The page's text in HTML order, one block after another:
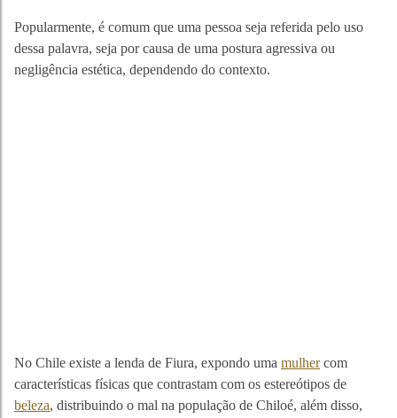
Popularmente, é comum que uma pessoa seja referida pelo uso
dessa palavra, seja por causa de uma postura agressiva ou
negligência estética, dependendo do contexto.
No Chile existe a lenda de Fiura, expondo uma mulhercom
características físicas que contrastam com os estereótipos de
beleza, distribuindo o mal na população de Chiloé, além disso,